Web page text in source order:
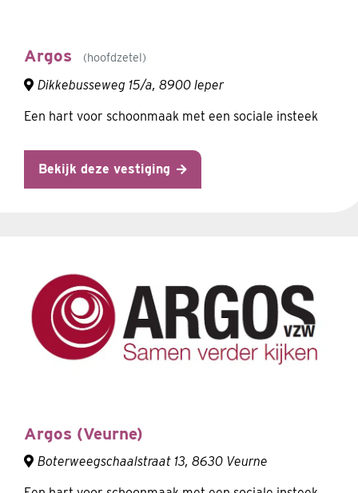
Argos hoofdzetel
Dikkebusseweg 15/a, 8900 Ieper
Een hart voor schoonmaak met een sociale insteek
Bekijk deze vestiging
Argos (Veurne)
Boterweegschaalstraat 13, 8630 Veurne